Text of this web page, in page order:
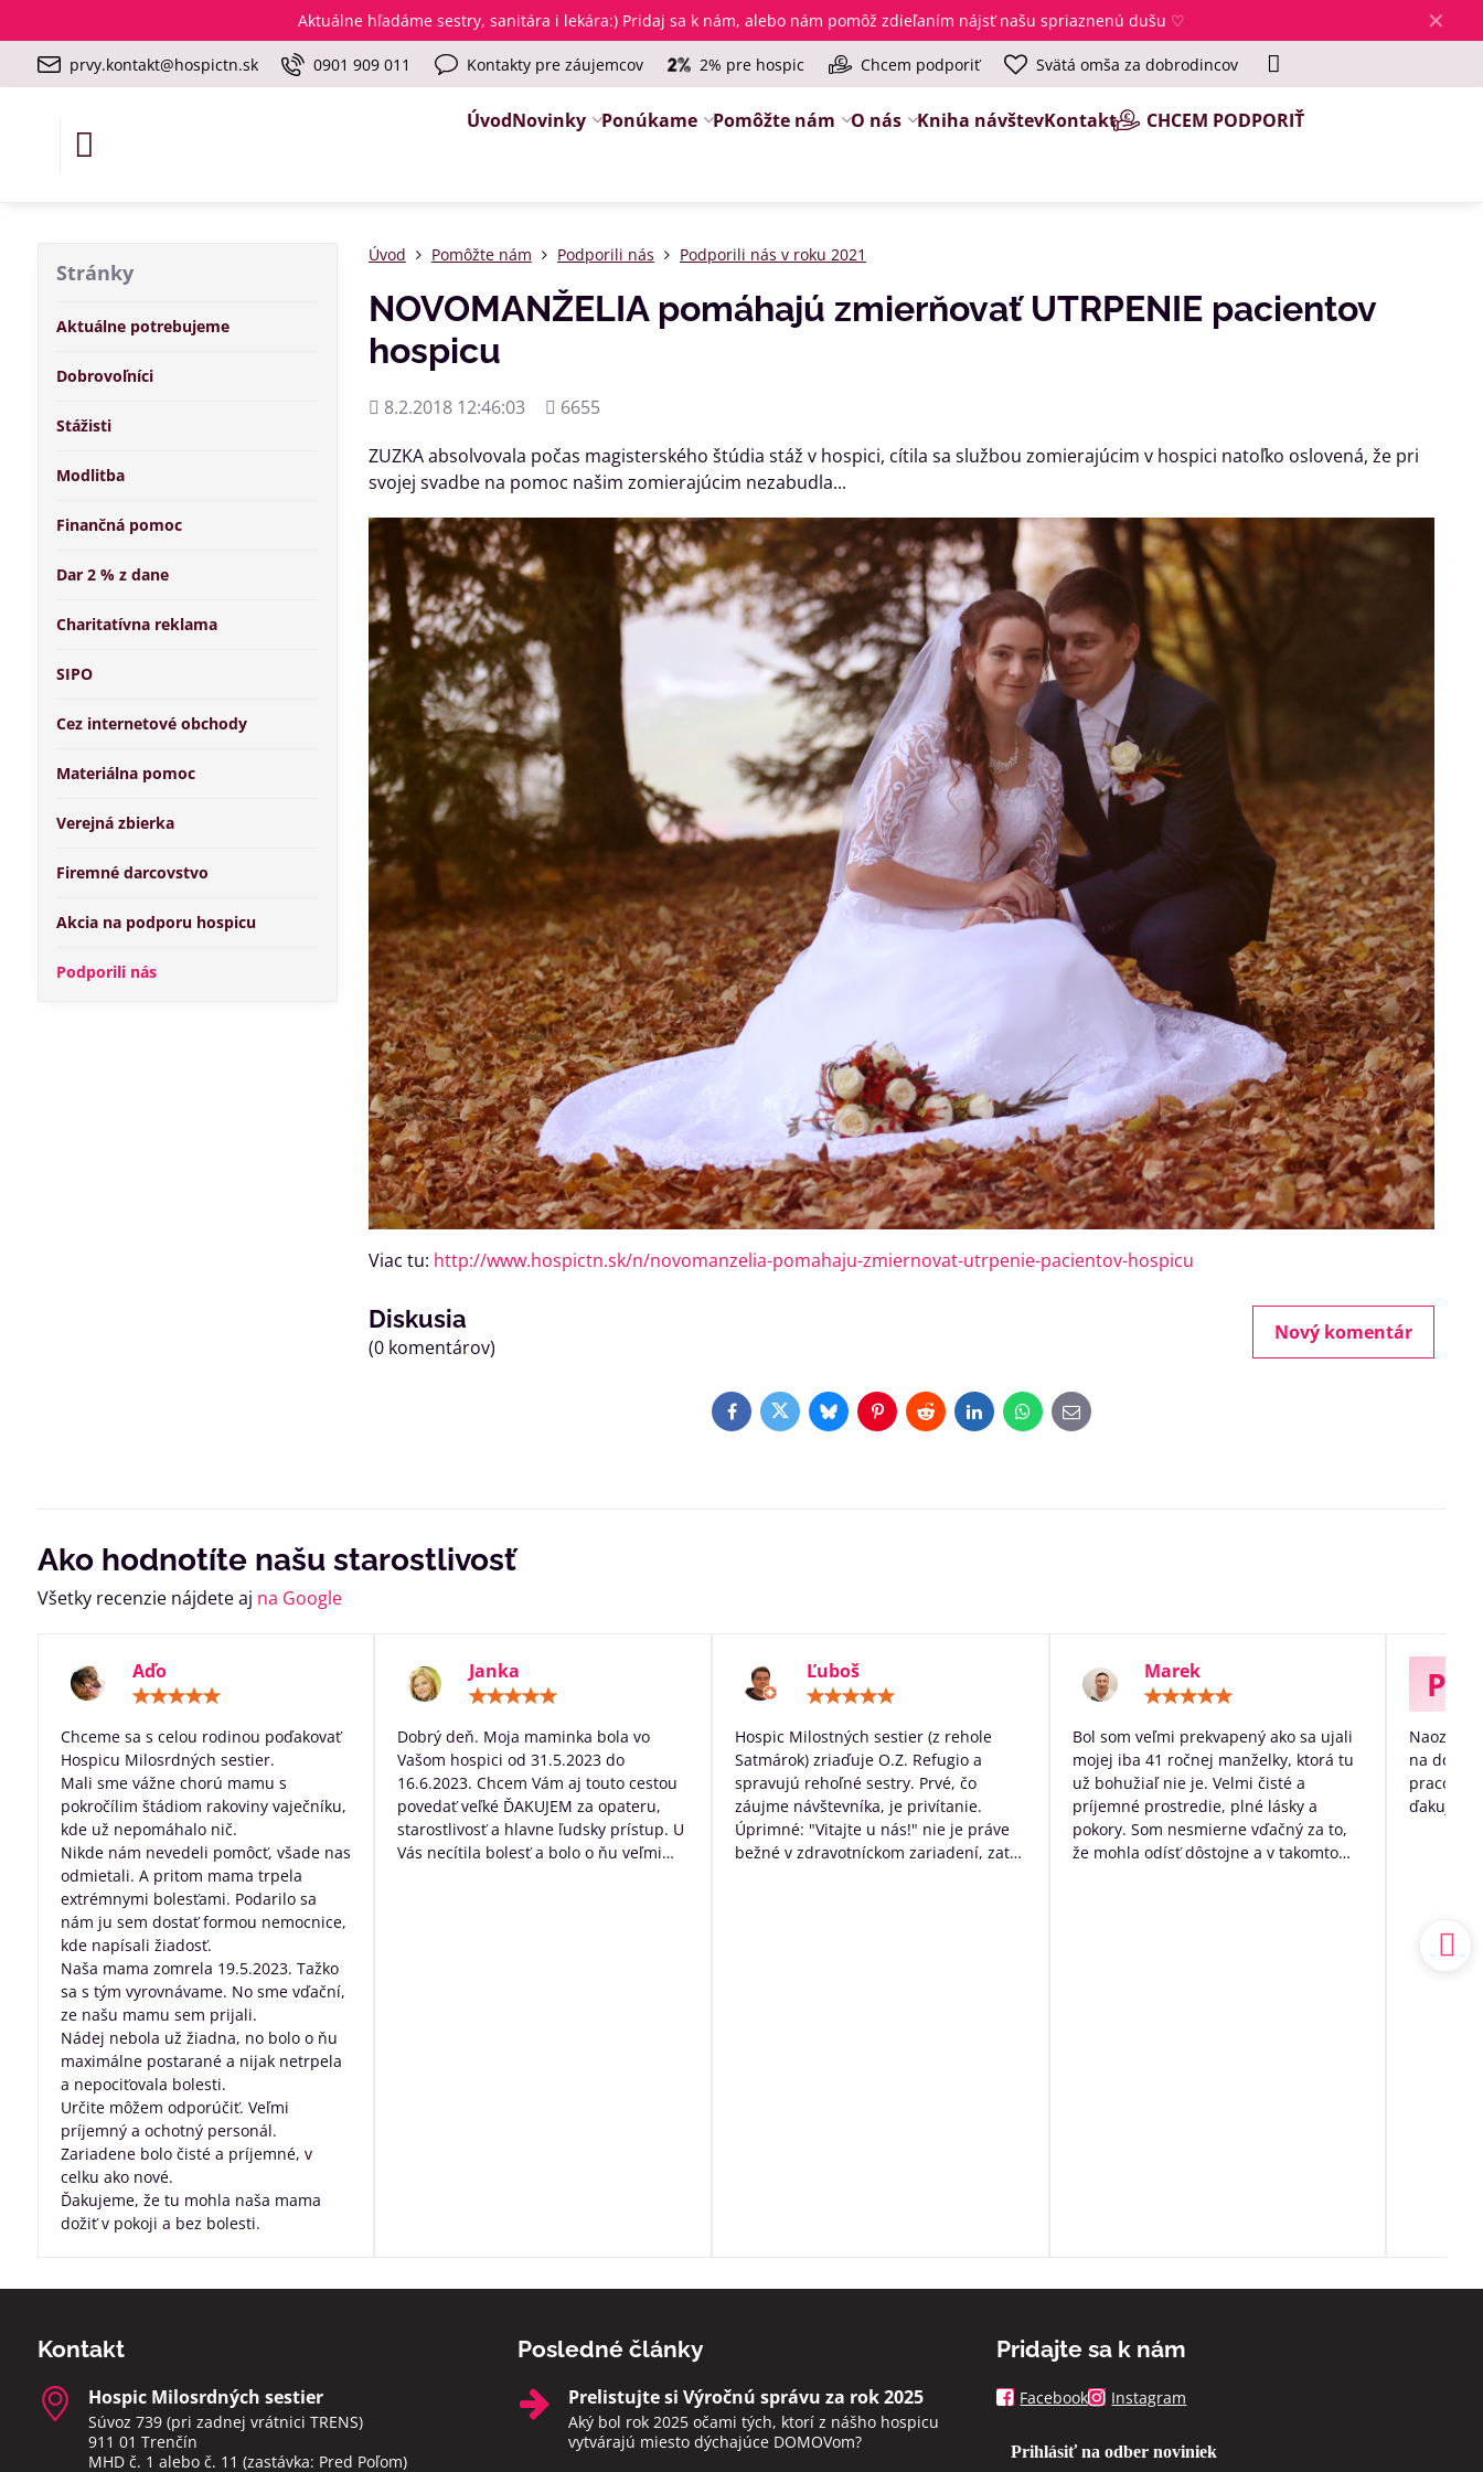
✕
Aktuálne hľadáme sestry, sanitára i lekára:) Pridaj sa k nám, alebo nám pomôž zdieľaním nájsť našu spriaznenú dušu ♡
prvy.kontakt@hospictn.sk 0901 909 011 Kontakty pre záujemcov 2% pre hospic Chcem podporiť Svätá omša za dobrodincov
ÚvodNovinky Ponúkame Pomôžte nám O nás Kniha návštevKontakt CHCEM PODPORIŤ
Úvod Pomôžte nám Podporili nás Podporili nás v roku 2021
NOVOMANŽELIA pomáhajú zmierňovať UTRPENIE pacientov
hospicu
Pridané
8.2.2018 12:46:03
Počet
6655
ZUZKA absolvovala počas magisterského štúdia stáž v hospici, cítila sa službou zomierajúcim v hospici natoľko oslovená, že pri
svojej svadbe na pomoc našim zomierajúcim nezabudla...
Viac tu: http://www.hospictn.sk/n/novomanzelia-pomahaju-zmiernovat-utrpenie-pacientov-hospicu
Diskusia
(0 komentárov)
Nový komentár
FacebookTwitterBlueskyPinterestRedditLinkedInWhatsApp
E-
mail
Stránky
Aktuálne potrebujeme
Dobrovoľníci
Stážisti
Modlitba
Finančná pomoc
Dar 2 % z dane
Charitatívna reklama
SIPO
Cez internetové obchody
Materiálna pomoc
Verejná zbierka
Firemné darcovstvo
Akcia na podporu hospicu
Podporili nás
Ako hodnotíte našu starostlivosť
Všetky recenzie nájdete aj na Google
Aďo
/
5
Chceme sa s celou rodinou poďakovať
Hospicu Milosrdných sestier.
Mali sme vážne chorú mamu s
pokročílim štádiom rakoviny vaječníku,
kde už nepomáhalo nič.
Nikde nám nevedeli pomôcť, všade nas
odmietali. A pritom mama trpela
extrémnymi bolesťami. Podarilo sa
nám ju sem dostať formou nemocnice,
kde napísali žiadosť.
Naša mama zomrela 19.5.2023. Tažko
sa s tým vyrovnávame. No sme vďační,
ze našu mamu sem prijali.
Nádej nebola už žiadna, no bolo o ňu
maximálne postarané a nijak netrpela
a nepociťovala bolesti.
Určite môžem odporúčiť. Veľmi
príjemný a ochotný personál.
Zariadene bolo čisté a príjemné, v
celku ako nové.
Ďakujeme, že tu mohla naša mama
dožiť v pokoji a bez bolesti.
Janka
/
5
Dobrý deň. Moja maminka bola vo
Vašom hospici od 31.5.2023 do
16.6.2023. Chcem Vám aj touto cestou
povedať veľké ĎAKUJEM za opateru,
starostlivosť a hlavne ľudsky prístup. U
Vás necítila bolesť a bolo o ňu veľmi
Ľuboš
/
5
Hospic Milostných sestier (z rehole
Satmárok) zriaďuje O.Z. Refugio a
spravujú rehoľné sestry. Prvé, čo
záujme návštevníka, je privítanie.
Úprimné: "Vitajte u nás!" nie je práve
bežné v zdravotníckom zariadení, zato
Marek
/
5
Bol som veľmi prekvapený ako sa ujali
mojej iba 41 ročnej manželky, ktorá tu
už bohužiaľ nie je. Velmi čisté a
príjemné prostredie, plné lásky a
pokory. Som nesmierne vďačný za to,
že mohla odísť dôstojne a v takomto
P
Naozaj
na
ďakujem
Kontakt
Hospic Milosrdných sestier
Súvoz 739 (pri zadnej vrátnici TRENS)
911 01 Trenčín
MHD č. 1 alebo č. 11 (zastávka: Pred Poľom)
Posledné články
Prelistujte si Výročnú správu za rok 2025
Aký bol rok 2025 očami tých, ktorí z nášho hospicu
vytvárajú miesto dýchajúce DOMOVom?
Pridajte sa k nám
Facebook Instagram
Prihlásiť na odber noviniek